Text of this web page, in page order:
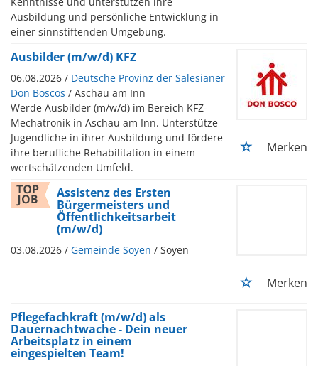
Ausbildung und persönliche Entwicklung in
einer sinnstiftenden Umgebung.
Ausbilder (m/w/d) KFZ
06.08.2026 / Deutsche Provinz der Salesianer
Don Boscos / Aschau am Inn
Werde Ausbilder (m/w/d) im Bereich KFZ-
Mechatronik in Aschau am Inn. Unterstütze
Jugendliche in ihrer Ausbildung und fördere
ihre berufliche Rehabilitation in einem
wertschätzenden Umfeld.
Merken
Assistenz des Ersten
Bürgermeisters und
Öffentlichkeitsarbeit
(m/w/d)
03.08.2026 / Gemeinde Soyen / Soyen
Merken
Pflegefachkraft (m/w/d) als
Dauernachtwache - Dein neuer
Arbeitsplatz in einem
eingespielten Team!